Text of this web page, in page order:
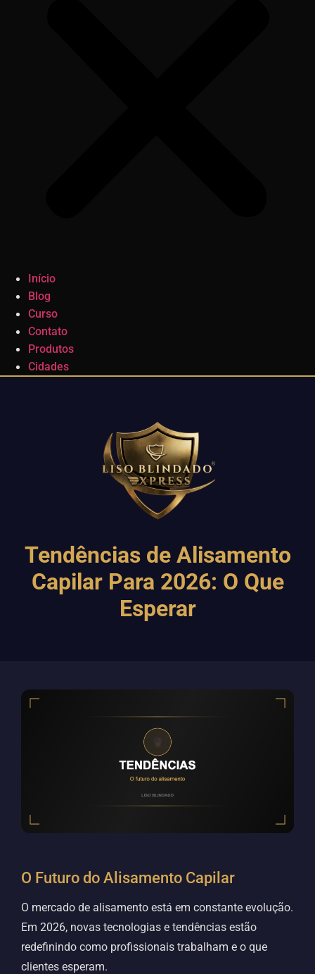
Início
Blog
Curso
Contato
Produtos
Cidades
Tendências de Alisamento
Capilar Para 2026: O Que
Esperar
O Futuro do Alisamento Capilar
O mercado de alisamento está em constante evolução.
Em 2026, novas tecnologias e tendências estão
redefinindo como profissionais trabalham e o que
clientes esperam.